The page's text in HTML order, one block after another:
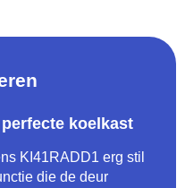
koelkast
KI41RADD1 erg stil
die de deur